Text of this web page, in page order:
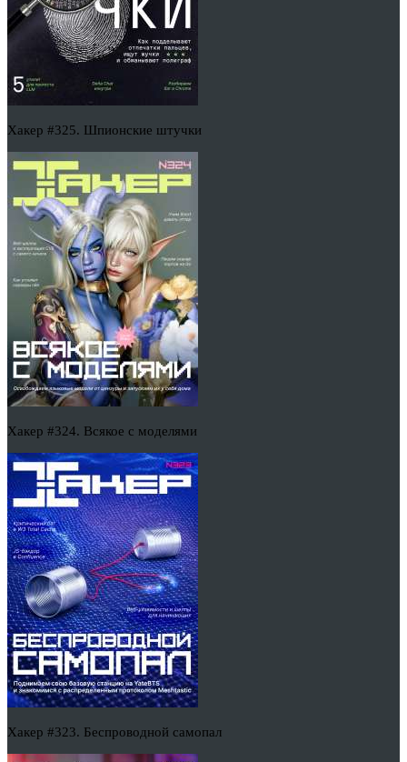
Хакер #325. Шпионские штучки
Хакер #324. Всякое с моделями
Хакер #323. Беспроводной самопал